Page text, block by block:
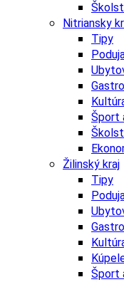
Nitriansky
Tipy
Gastro
Šport
Žilinský kraj
Tipy
Gastro
Šport